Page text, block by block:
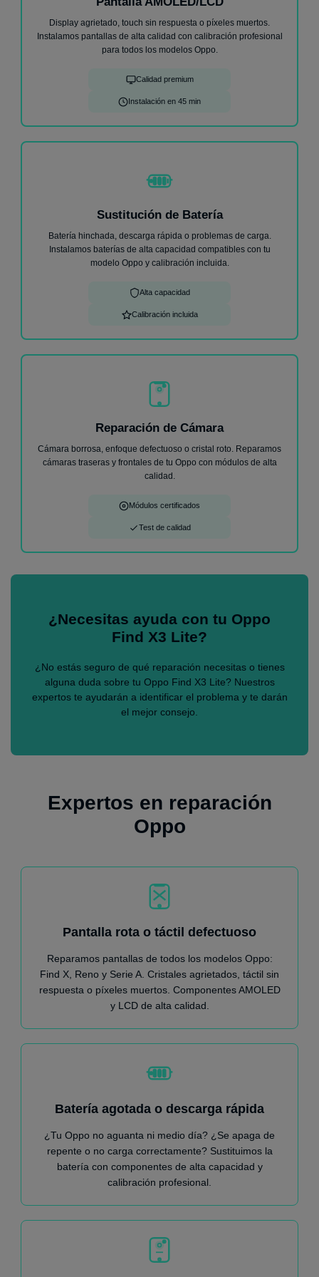
★★★★★
He llevado mi móvil un Samsung A33 ya que no me
funciona perfectamente. Sin dudas cuando me pase
Display agrietado, touch sin respuesta o píxeles muertos.
Instalamos pantallas de alta calidad con calibración profesional
para todos los modelos Oppo.
Calidad premium
Instalación en 45 min
Sustitución de Batería
Batería hinchada, descarga rápida o problemas de carga.
Instalamos baterías de alta capacidad compatibles con tu
modelo Oppo y calibración incluida.
Alta capacidad
Calibración incluida
Reparación de Cámara
Cámara borrosa, enfoque defectuoso o cristal roto. Reparamos
cámaras traseras y frontales de tu Oppo con módulos de alta
calidad.
Módulos certificados
Test de calidad
¿Necesitas ayuda con tu Oppo
Find X3 Lite?
¿No estás seguro de qué reparación necesitas o tienes
alguna duda sobre tu Oppo Find X3 Lite? Nuestros
expertos te ayudarán a identificar el problema y te darán
el mejor consejo.
Expertos en reparación
Oppo
Pantalla rota o táctil defectuoso
Reparamos pantallas de todos los modelos Oppo:
Find X, Reno y Serie A. Cristales agrietados, táctil sin
respuesta o píxeles muertos. Componentes AMOLED
y LCD de alta calidad.
Batería agotada o descarga rápida
¿Tu Oppo no aguanta ni medio día? ¿Se apaga de
repente o no carga correctamente? Sustituimos la
batería con componentes de alta capacidad y
calibración profesional.